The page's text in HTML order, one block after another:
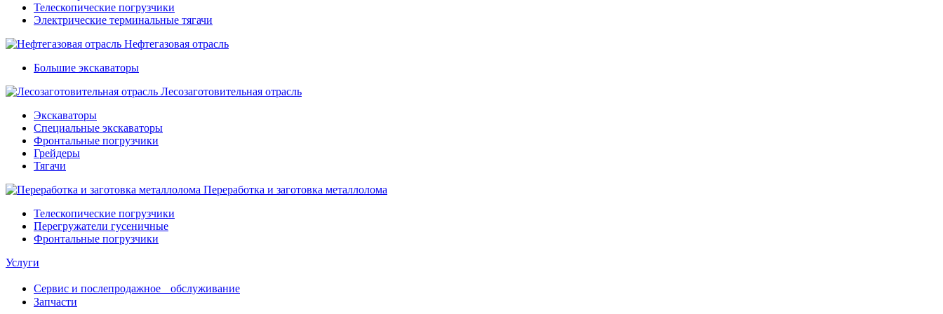
Телескопические погрузчики
Электрические терминальные тягачи
Нефтегазовая отрасль
Большие экскаваторы
Лесозаготовительная отрасль
Экскаваторы
Специальные экскаваторы
Фронтальные погрузчики
Грейдеры
Тягачи
Переработка и заготовка металлолома
Телескопические погрузчики
Перегружатели гусеничные
Фронтальные погрузчики
Услуги
Сервис и послепродажное обслуживание
Запчасти